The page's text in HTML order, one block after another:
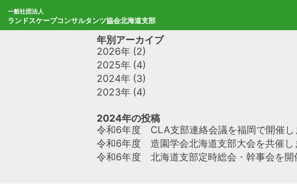
to
content
⼀般社団法⼈
ランドスケープコンサルタンツ協会北海道支部
年別アーカイブ
2026年 (2)
2025年 (4)
2024年 (3)
2023年 (4)
2024年の投稿
令和6年度 CLA支部連絡会議を福岡で開催し
令和6年度 造園学会北海道支部大会を共催し
令和6年度 北海道支部定時総会・幹事会を開